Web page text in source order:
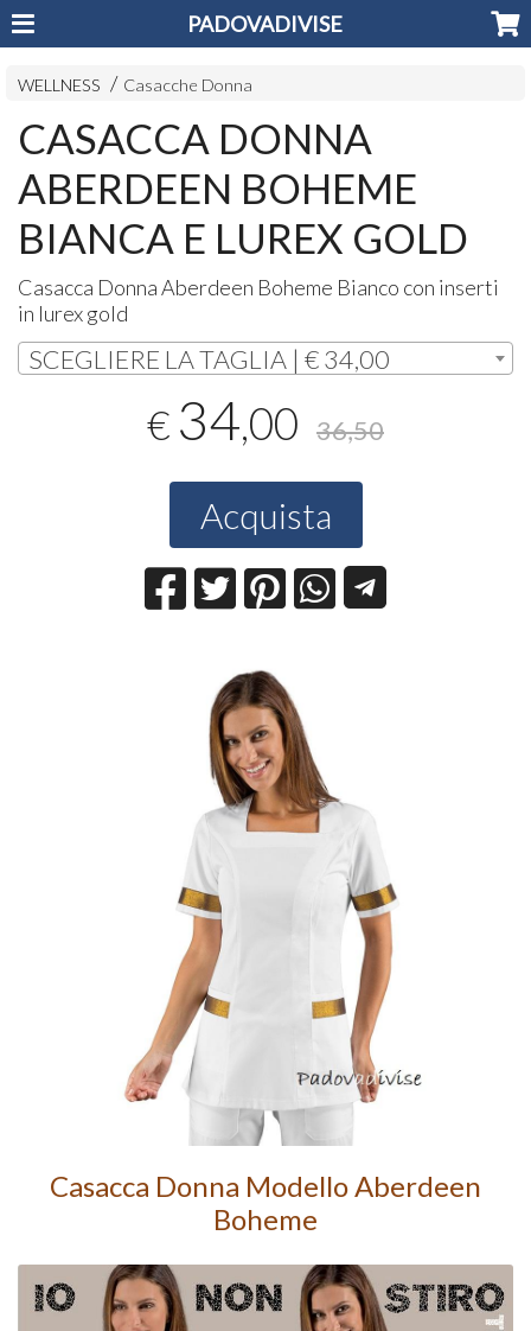
PADOVADIVISE
WELLNESS Casacche Donna
CASACCA DONNA
ABERDEEN BOHEME
BIANCA E LUREX GOLD
Casacca Donna Aberdeen Boheme Bianco con inserti
in lurex gold
SCEGLIERE LA TAGLIA | € 34,00
€ 34,00 36,50
Acquista
Casacca Donna Modello Aberdeen
Boheme